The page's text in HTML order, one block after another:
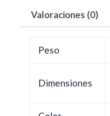
Valoraciones (0)
Peso
Dimensiones